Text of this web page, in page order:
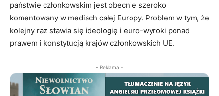
państwie członkowskim jest obecnie szeroko
komentowany w mediach całej Europy. Problem w tym, że
kolejny raz stawia się ideologię i euro-wyroki ponad
prawem i konstytucją krajów członkowskich UE.
- Reklama -